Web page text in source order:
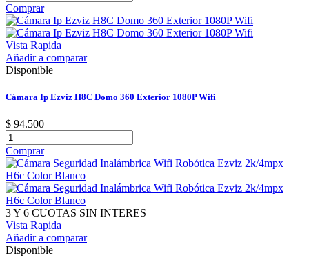
Comprar
Vista Rapida
Añadir a comparar
Disponible
Cámara Ip Ezviz H8C Domo 360 Exterior 1080P Wifi
$ 94.500
Comprar
3 Y 6 CUOTAS SIN INTERES
Vista Rapida
Añadir a comparar
Disponible